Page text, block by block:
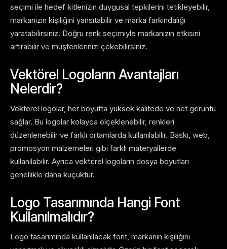
seçimi ile hedef kitlenizin duygusal tepkilerini tetikleyebilir,
markanızın kişiliğini yansıtabilir ve marka farkındalığı
yaratabilirsiniz. Doğru renk seçimiyle markanızın etkisini
artırabilir ve müşterilerinizi çekebilirsiniz.
Vektörel Logoların Avantajları
Nelerdir?
Vektörel logolar, her boyutta yüksek kalitede ve net görüntü
sağlar. Bu logolar kolayca ölçeklenebilir, renkleri
düzenlenebilir ve farklı ortamlarda kullanılabilir. Baskı, web,
promosyon malzemeleri gibi farklı materyallerde
kullanılabilir. Ayrıca vektörel logoların dosya boyutları
genellikle daha küçüktür.
Logo Tasarımında Hangi Font
Kullanılmalıdır?
Logo tasarımında kullanılacak font, markanın kişiliğini